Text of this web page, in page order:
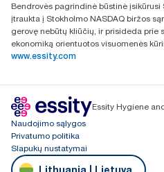
Bendrovės pagrindinė būstinė įsikūrusi
įtraukta į Stokholmo NASDAQ biržos
gerovę nebūtų kliūčių, ir prisideda prie
ekonomiką orientuotos visuomenės
www.essity.com
Essity Hygiene
Naudojimo sąlygos
Privatumo politika
Slapukų nustatymai
Lithuania | Lietuva